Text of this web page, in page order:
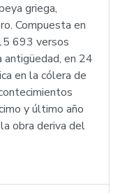
griega,
Compuesta en
693 versos
antigüedad, en 24
en la cólera de
y último año
obra deriva del